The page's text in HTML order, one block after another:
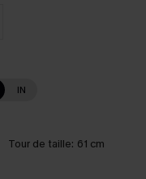
IN
Tour de taille: 61 cm